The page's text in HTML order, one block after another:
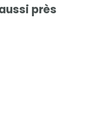
près